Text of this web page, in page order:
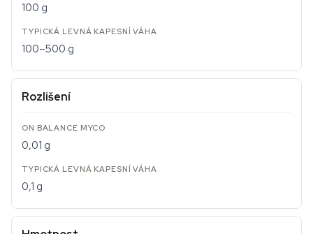
100 g
100–500 g
Rozlišení
0,01 g
0,1 g